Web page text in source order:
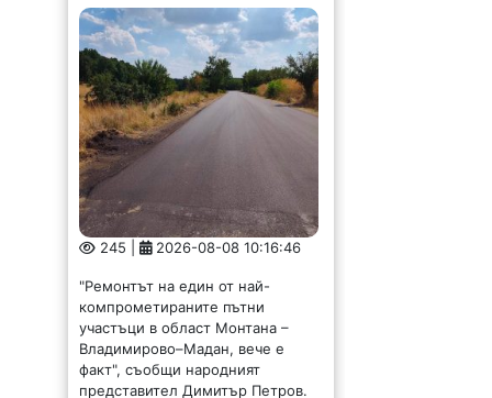
245 | 2026-08-08 10:16:46
"Ремонтът на един от най-
компрометираните пътни
участъци в област Монтана –
Владимирово–Мадан, вече е
факт", съобщи народният
представител Димитър Петров.